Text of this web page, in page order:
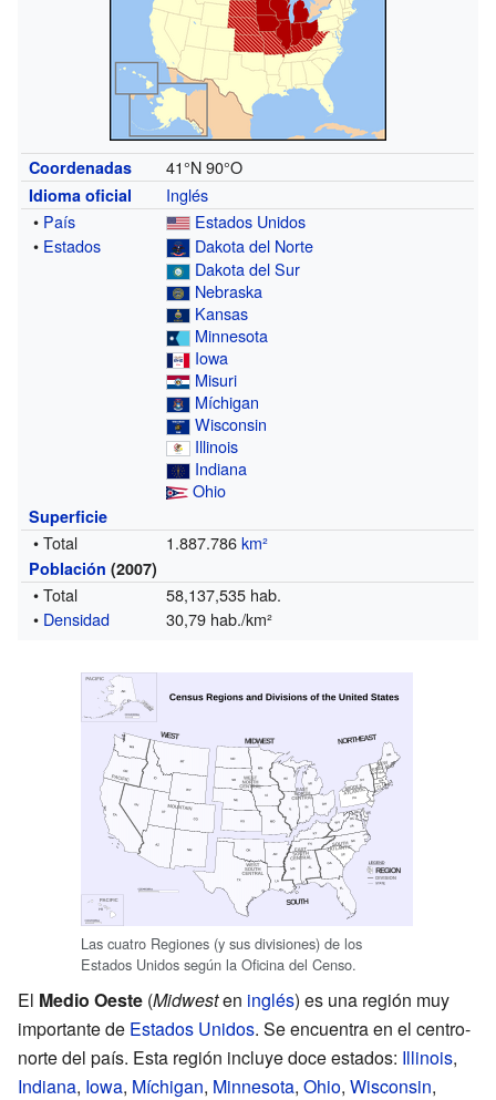
Coordenadas 41°N 90°O
Idioma oficial
Inglés
• País
Estados Unidos
• Estados
Dakota del Norte
Dakota del Sur
Nebraska
Kansas
Minnesota
Iowa
Misuri
Míchigan
Wisconsin
Illinois
Indiana
Ohio
Superficie
• Total 1.887.786km²
Población (2007)
• Total
58,137,535 hab.
• Densidad 30,79 hab./km²
Las cuatro Regiones (y sus divisiones) de los
Estados Unidos según la Oficina del Censo.
El Medio Oeste (Midwesten inglés) es una región muy
importante de Estados Unidos. Se encuentra en el centro-
norte del país. Esta región incluye doce estados: Illinois,
Indiana, Iowa, Míchigan, Minnesota, Ohio, Wisconsin,